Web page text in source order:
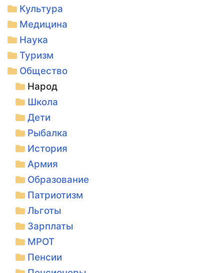
Культура
Медицина
Наука
Туризм
Общество
Народ
Школа
Дети
Рыбалка
История
Армия
Образование
Патриотизм
Льготы
Зарплаты
МРОТ
Пенсии